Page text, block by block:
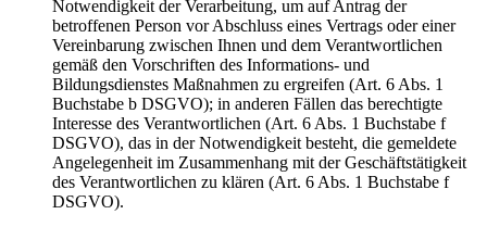
Notwendigkeit der Verarbeitung, um auf Antrag der
betroffenen Person vor Abschluss eines Vertrags oder einer
Vereinbarung zwischen Ihnen und dem Verantwortlichen
gemäß den Vorschriften des Informations- und
Bildungsdienstes Maßnahmen zu ergreifen (Art. 6 Abs. 1
Buchstabe b DSGVO); in anderen Fällen das berechtigte
Interesse des Verantwortlichen (Art. 6 Abs. 1 Buchstabe f
DSGVO), das in der Notwendigkeit besteht, die gemeldete
Angelegenheit im Zusammenhang mit der Geschäftstätigkeit
des Verantwortlichen zu klären (Art. 6 Abs. 1 Buchstabe f
DSGVO).